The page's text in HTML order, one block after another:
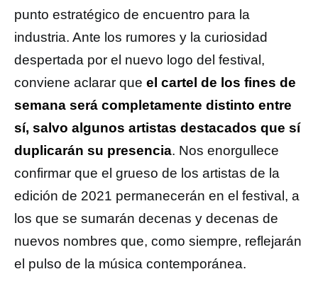
punto estratégico de encuentro para la
industria. Ante los rumores y la curiosidad
despertada por el nuevo logo del festival,
conviene aclarar que el cartel de los fines de
semana será completamente distinto entre
sí, salvo algunos artistas destacados que sí
duplicarán su presencia. Nos enorgullece
confirmar que el grueso de los artistas de la
edición de 2021 permanecerán en el festival, a
los que se sumarán decenas y decenas de
nuevos nombres que, como siempre, reflejarán
el pulso de la música contemporánea.